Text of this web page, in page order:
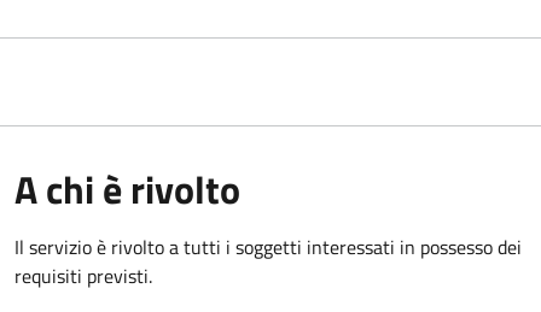
A chi è rivolto
Il servizio è rivolto a tutti i soggetti interessati in possesso dei
requisiti previsti.